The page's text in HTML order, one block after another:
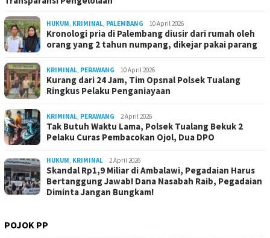
HUKUM, KRIMINAL, PALEMBANG 10 April 2026
Kronologi pria di Palembang diusir dari rumah oleh
orang yang 2 tahun numpang, dikejar pakai parang
KRIMINAL, PERAWANG 10 April 2026
Kurang dari 24 Jam, Tim Opsnal Polsek Tualang
Ringkus Pelaku Penganiayaan
KRIMINAL, PERAWANG 2 April 2026
Tak Butuh Waktu Lama, Polsek Tualang Bekuk 2
Pelaku Curas Pembacokan Ojol, Dua DPO
HUKUM, KRIMINAL 2 April 2026
Skandal Rp1,9 Miliar di Ambalawi, Pegadaian Harus
Bertanggung Jawab! Dana Nasabah Raib, Pegadaian
Diminta Jangan Bungkam!
POJOK PP